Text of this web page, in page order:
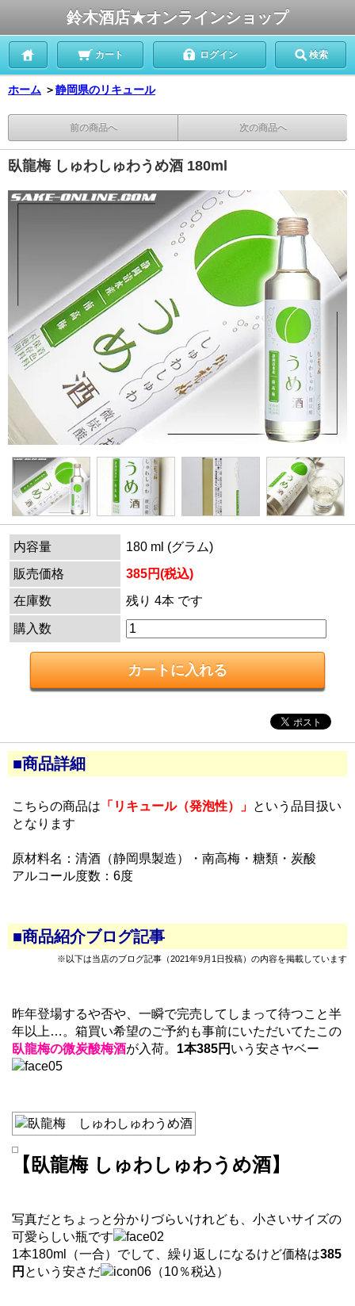
鈴木酒店★オンラインショップ
カート ログイン 検索
ホーム ＞静岡県のリキュール
前の商品へ 次の商品へ
臥龍梅 しゅわしゅわうめ酒 180ml
内容量
180 ml (グラム)
販売価格
385円(税込)
在庫数
残り 4本 です
購入数
■商品詳細
こちらの商品は 「リキュール（発泡性）」 という品目扱い
となります
原材料名：清酒（静岡県製造）・南高梅・糖類・炭酸
アルコール度数：6度
■商品紹介ブログ記事
※以下は当店のブログ記事（2021年9月1日投稿）の内容を掲載しています
昨年登場するや否や、一瞬で完売してしまって待つこと半
年以上…。箱買い希望のご予約も事前にいただいてたこの
臥龍梅の微炭酸梅酒が入荷。 1本385円 いう安さヤベー
【臥龍梅 しゅわしゅわうめ酒】
写真だとちょっと分かりづらいけれども、小さいサイズの
可愛らしい瓶です
1本180ml（一合）でして、繰り返しになるけど価格は385
円 という安さだ （10％税込）